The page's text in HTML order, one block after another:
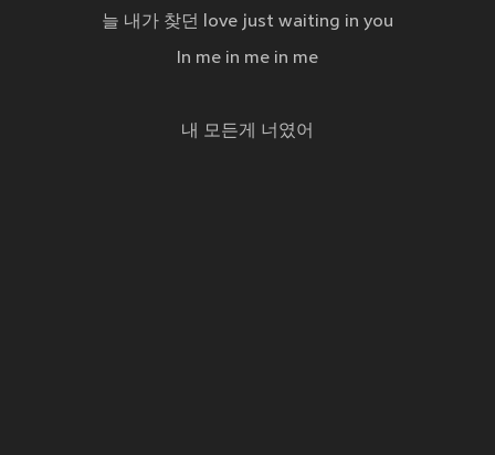
늘 내가 찾던 love just waiting in you
In me in me in me
내 모든게 너였어